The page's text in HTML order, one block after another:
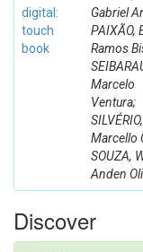
digital:
touch
book
Gabriel
PAIXÃO,
Ramos
Marcelo
Ventura;
SILVÉRIO,
Marcello
SOUZA,
Anden
Discover